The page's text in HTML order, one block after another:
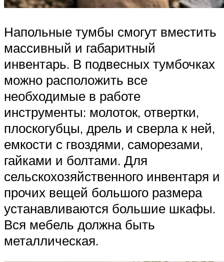
Напольные тумбы смогут вместить
массивный и габаритный
инвентарь. В подвесных тумбочках
можно расположить все
необходимые в работе
инструменты: молоток, отвертки,
плоскогубцы, дрель и сверла к ней,
емкости с гвоздями, саморезами,
гайками и болтами. Для
сельскохозяйственного инвентаря и
прочих вещей большого размера
устанавливаются большие шкафы.
Вся мебель должна быть
металлическая.